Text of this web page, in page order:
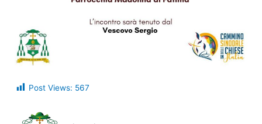
Post Views: 567